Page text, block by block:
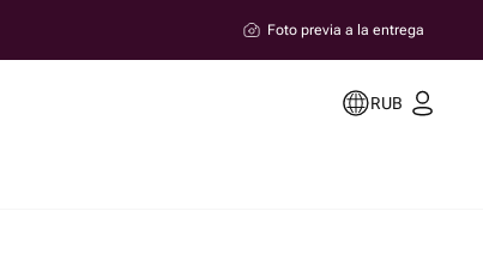
Foto previa a la entrega
RUB